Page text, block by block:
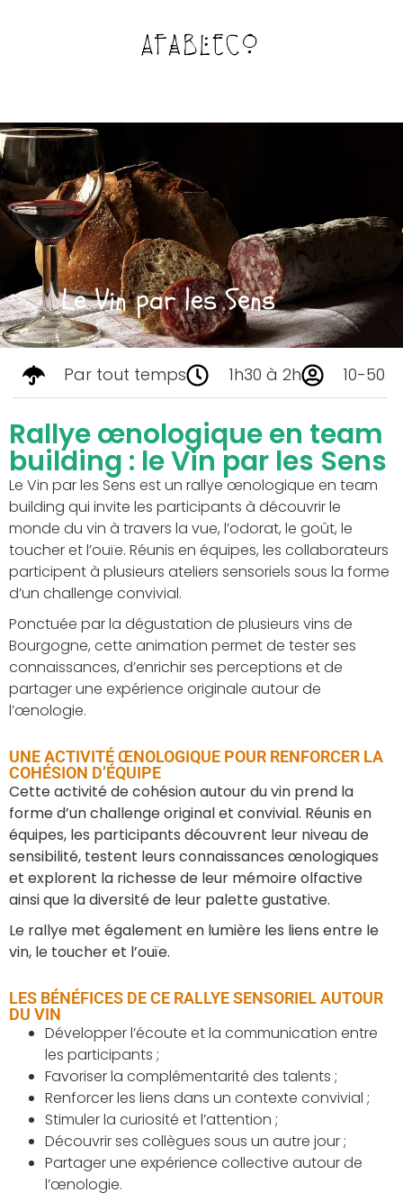
Le Vin par les Sens
Par tout temps 1h30 à 2h 10-50
Rallye œnologique en team
building : le Vin par les Sens
Le Vin par les Sens est un rallye œnologique en team
building qui invite les participants à découvrir le
monde du vin à travers la vue, l’odorat, le goût, le
toucher et l’ouïe. Réunis en équipes, les collaborateurs
participent à plusieurs ateliers sensoriels sous la forme
d’un challenge convivial.
Ponctuée par la dégustation de plusieurs vins de
Bourgogne, cette animation permet de tester ses
connaissances, d’enrichir ses perceptions et de
partager une expérience originale autour de
l’œnologie.
UNE ACTIVITÉ ŒNOLOGIQUE POUR RENFORCER LA
COHÉSION D’ÉQUIPE
Cette activité de cohésion autour du vin prend la
forme d’un challenge original et convivial. Réunis en
équipes, les participants découvrent leur niveau de
sensibilité, testent leurs connaissances œnologiques
et explorent la richesse de leur mémoire olfactive
ainsi que la diversité de leur palette gustative.
Le rallye met également en lumière les liens entre le
vin, le toucher et l’ouïe.
LES BÉNÉFICES DE CE RALLYE SENSORIEL AUTOUR
DU VIN
Développer l’écoute et la communication entre
les participants ;
Favoriser la complémentarité des talents ;
Renforcer les liens dans un contexte convivial ;
Stimuler la curiosité et l’attention ;
Découvrir ses collègues sous un autre jour ;
Partager une expérience collective autour de
l’œnologie.